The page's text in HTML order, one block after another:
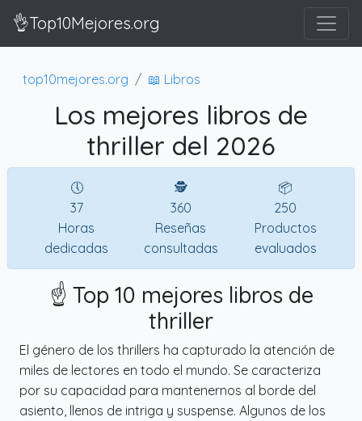
👌Top10Mejores.org
top10mejores.org 📖 Libros
Los mejores libros de
thriller del 2026
🕔
37
Horas
dedicadas
🕵
360
Reseñas
consultadas
📦
250
Productos
evaluados
☝️ Top 10 mejores libros de
thriller
El género de los thrillers ha capturado la atención de
miles de lectores en todo el mundo. Se caracteriza
por su capacidad para mantenernos al borde del
asiento, llenos de intriga y suspense. Algunos de los